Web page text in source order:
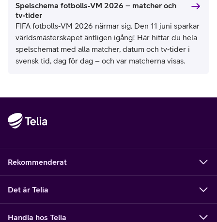
Spelschema fotbolls‑VM 2026 – matcher och
tv‑tider
FIFA fotbolls‑VM 2026 närmar sig. Den 11 juni sparkar
världsmästerskapet äntligen igång! Här hittar du hela
spelschemat med alla matcher, datum och tv‑tider i
svensk tid, dag för dag – och var matcherna visas.
Rekommenderat
Det är Telia
Handla hos Telia